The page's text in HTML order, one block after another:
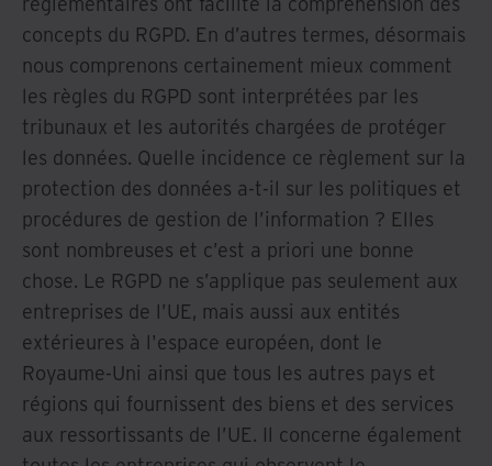
concepts du RGPD. En d’autres termes, désormais
nous comprenons certainement mieux comment
les règles du RGPD sont interprétées par les
tribunaux et les autorités chargées de protéger
les données. Quelle incidence ce règlement sur la
protection des données a-t-il sur les politiques et
procédures de gestion de l’information ? Elles
sont nombreuses et c’est a priori une bonne
chose. Le RGPD ne s’applique pas seulement aux
entreprises de l’UE, mais aussi aux entités
extérieures à l'espace européen, dont le
Royaume-Uni ainsi que tous les autres pays et
régions qui fournissent des biens et des services
aux ressortissants de l’UE. Il concerne également